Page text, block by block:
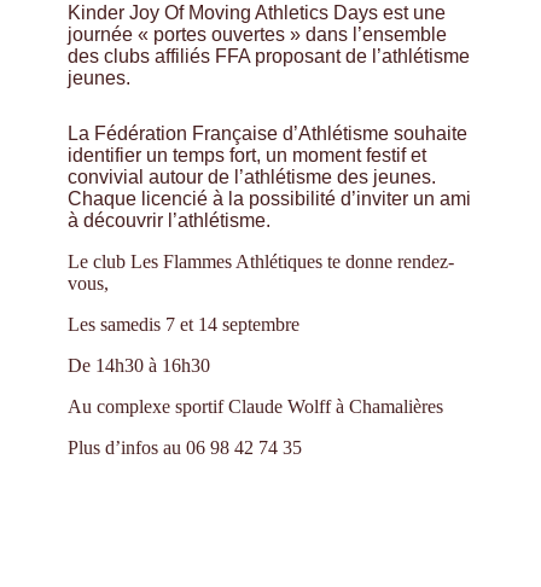
Kinder Joy Of Moving Athletics Days est une
journée « portes ouvertes » dans l’ensemble
des clubs affiliés FFA proposant de l’athlétisme
jeunes.
La Fédération Française d’Athlétisme souhaite
identifier un temps fort, un moment festif et
convivial autour de l’athlétisme des jeunes.
Chaque licencié à la possibilité d’inviter un ami
à découvrir l’athlétisme.
Le club Les Flammes Athlétiques te donne rendez-
vous,
Les samedis 7 et 14 septembre
De 14h30 à 16h30
Au complexe sportif Claude Wolff à Chamalières
Plus d’infos au 06 98 42 74 35